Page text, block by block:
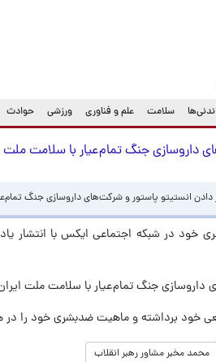
سلامت علم و فناوری ورزشی حوادث
داروسازی جنگ تمام‌عیار با سلامت ملت
انستیتو پاستور و شرکت‌های داروسازی جنگ
خود در شبکه اجتماعی ایکس با انتشار
داروسازی جنگ تمام‌عیار با سلامت ملت
خود برداشته و ماهیت ضدبشری خود را در
محمد مخبر مشاور رهبر انقلاب